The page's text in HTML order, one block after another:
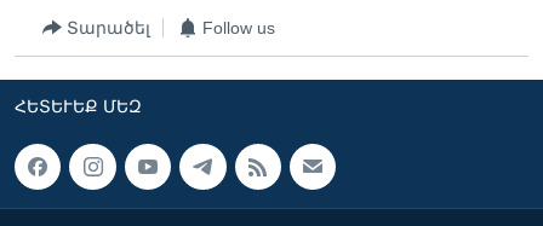
Տարածել Follow us
ՀԵՏԵՒԵՔ ՄԵԶ